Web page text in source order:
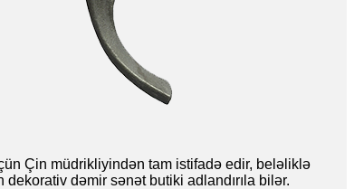
Çin müdrikliyindən tam istifadə edir, beləliklə
dəmir sənət butiki adlandırıla bilər.